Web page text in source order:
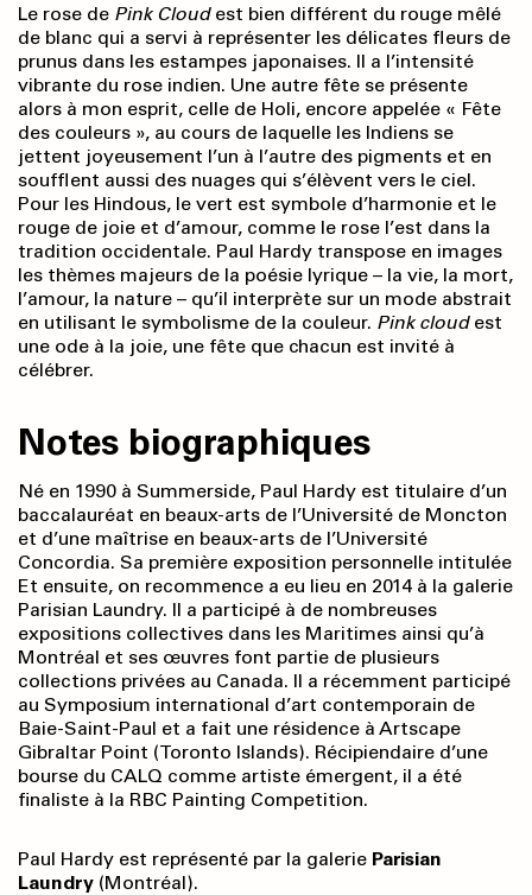
Le rose de Pink Cloudest bien différent du rouge mêlé
de blanc qui a servi à représenter les délicates fleurs de
prunus dans les estampes japonaises. Il a l’intensité
vibrante du rose indien. Une autre fête se présente
alors à mon esprit, celle de Holi, encore appelée « Fête
des couleurs », au cours de laquelle les Indiens se
jettent joyeusement l’un à l’autre des pigments et en
soufflent aussi des nuages qui s’élèvent vers le ciel.
Pour les Hindous, le vert est symbole d’harmonie et le
rouge de joie et d’amour, comme le rose l’est dans la
tradition occidentale. Paul Hardy transpose en images
les thèmes majeurs de la poésie lyrique – la vie, la mort,
l’amour, la nature – qu’il interprète sur un mode abstrait
en utilisant le symbolisme de la couleur. Pink cloudest
une ode à la joie, une fête que chacun est invité à
célébrer.
Notes biographiques
Né en 1990 à Summerside, Paul Hardy est titulaire d’un
baccalauréat en beaux-arts de l’Université de Moncton
et d’une maîtrise en beaux-arts de l’Université
Concordia. Sa première exposition personnelle intitulée
Et ensuite, on recommence a eu lieu en 2014 à la galerie
Parisian Laundry. Il a participé à de nombreuses
expositions collectives dans les Maritimes ainsi qu’à
Montréal et ses œuvres font partie de plusieurs
collections privées au Canada. Il a récemment participé
au Symposium international d’art contemporain de
Baie-Saint-Paul et a fait une résidence à Artscape
Gibraltar Point (Toronto Islands). Récipiendaire d’une
bourse du CALQ comme artiste émergent, il a été
finaliste à la RBC Painting Competition.
Paul Hardy est représenté par la galerie Parisian
Laundry (Montréal).